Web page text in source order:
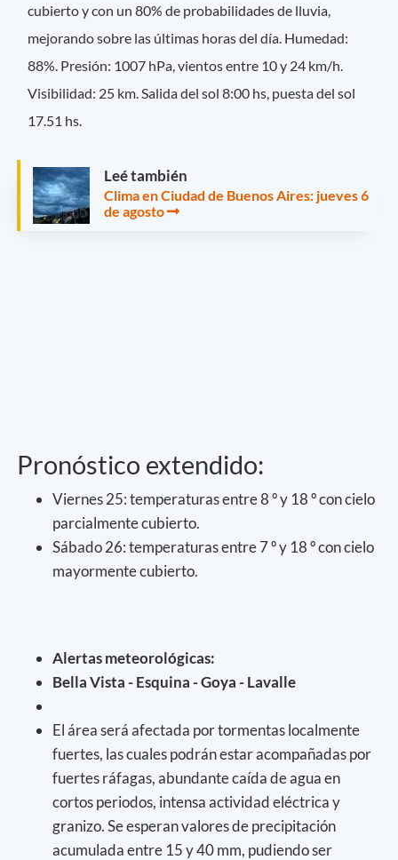
cubierto y con un 80% de probabilidades de lluvia,
mejorando sobre las últimas horas del día. Humedad:
88%. Presión: 1007 hPa, vientos entre 10 y 24 km/h.
Visibilidad: 25 km. Salida del sol 8:00 hs, puesta del sol
17.51 hs.
Leé también
Clima en Ciudad de Buenos Aires: jueves 6
de agosto
Pronóstico extendido:
Viernes 25: temperaturas entre 8 º y 18 º con cielo
parcialmente cubierto.
Sábado 26: temperaturas entre 7 º y 18 º con cielo
mayormente cubierto.
Alertas meteorológicas:
Bella Vista - Esquina - Goya - Lavalle
El área será afectada por tormentas localmente
fuertes, las cuales podrán estar acompañadas por
fuertes ráfagas, abundante caída de agua en
cortos periodos, intensa actividad eléctrica y
granizo. Se esperan valores de precipitación
acumulada entre 15 y 40 mm, pudiendo ser